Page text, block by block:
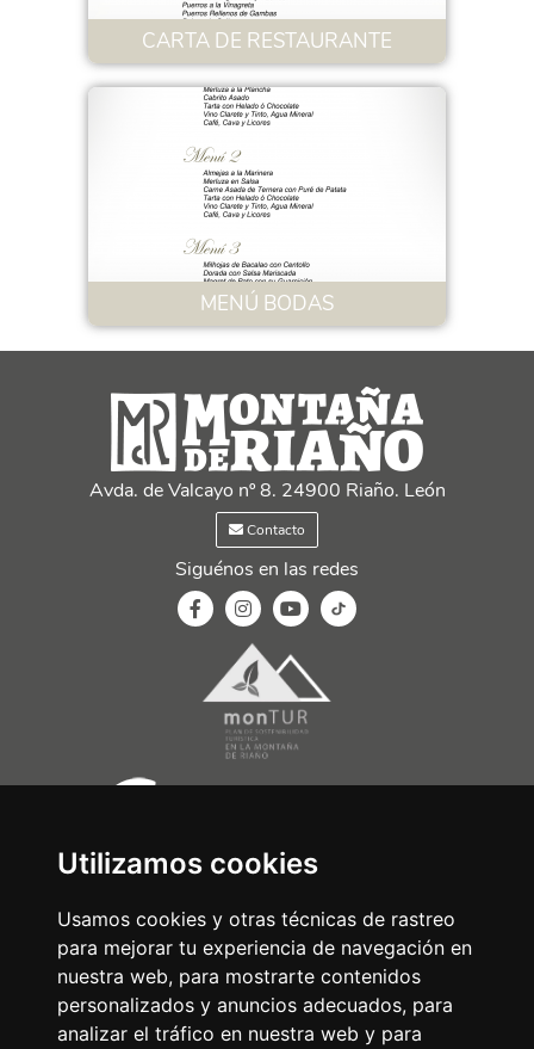
Utilizamos cookies
Usamos cookies y otras técnicas de rastreo
para mejorar tu experiencia de navegación en
nuestra web, para mostrarte contenidos
personalizados y anuncios adecuados, para
analizar el tráfico en nuestra web y para
CARTA DE RESTAURANTE
MENÚ BODAS
Avda. de Valcayo nº 8. 24900 Riaño. León
Contacto
Siguénos en las redes